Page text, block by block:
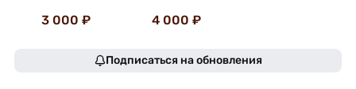
3 000 ₽ 4 000 ₽
Подписаться на обновления